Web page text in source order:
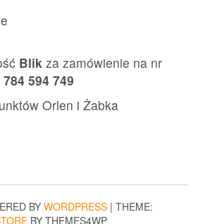
Blik za zamówienie na nr
784 594 749
Orlen i Żabka
BY WORDPRESS | THEME:
BY THEMES4WP